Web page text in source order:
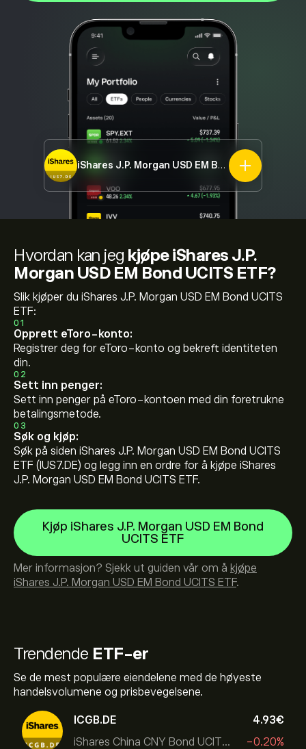
iShares J.P. Morgan USD EM Bond UCITS ETF
Trendende ETF-er
Se de mest populære eiendelene med de høyeste
handelsvolumene og prisbevegelsene.
ICGB.DE
iShares China CNY Bond UCITS ETF
4.93‎€‎
-0.20%
Hvordan kan jeg kjøpe iShares J.P.
Morgan USD EM Bond UCITS ETF?
Slik kjøper du iShares J.P. Morgan USD EM Bond UCITS
ETF:
01
Opprett eToro-konto:
Registrer deg for eToro-konto og bekreft identiteten
din.
02
Sett inn penger:
Sett inn penger på eToro-kontoen med din foretrukne
betalingsmetode.
03
Søk og kjøp:
Søk på siden iShares J.P. Morgan USD EM Bond UCITS
ETF (IUS7.DE) og legg inn en ordre for å kjøpe iShares
J.P. Morgan USD EM Bond UCITS ETF.
Kjøp iShares J.P. Morgan USD EM Bond
UCITS ETF
Mer informasjon? Sjekk ut guiden vår om å kjøpe
iShares J.P. Morgan USD EM Bond UCITS ETF.